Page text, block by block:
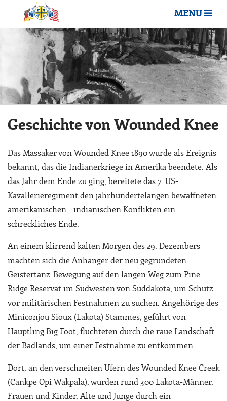
MENU
Geschichte von Wounded Knee
Das Massaker von Wounded Knee 1890 wurde als Ereignis
bekannt, das die Indianerkriege in Amerika beendete. Als
das Jahr dem Ende zu ging, bereitete das 7. US-
Kavallerieregiment den jahrhundertelangen bewaffneten
amerikanischen – indianischen Konflikten ein
schreckliches Ende.
An einem klirrend kalten Morgen des 29. Dezembers
machten sich die Anhänger der neu gegründeten
Geistertanz-Bewegung auf den langen Weg zum Pine
Ridge Reservat im Südwesten von Süddakota, um Schutz
vor militärischen Festnahmen zu suchen. Angehörige des
Miniconjou Sioux (Lakota) Stammes, geführt von
Häuptling Big Foot, flüchteten durch die raue Landschaft
der Badlands, um einer Festnahme zu entkommen.
Dort, an den verschneiten Ufern des Wounded Knee Creek
(Cankpe Opi Wakpala), wurden rund 300 Lakota-Männer,
Frauen und Kinder, Alte und Junge durch ein